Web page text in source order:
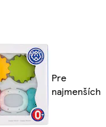
Pre
najmenších